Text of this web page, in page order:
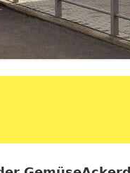
ERGÄNZENDE